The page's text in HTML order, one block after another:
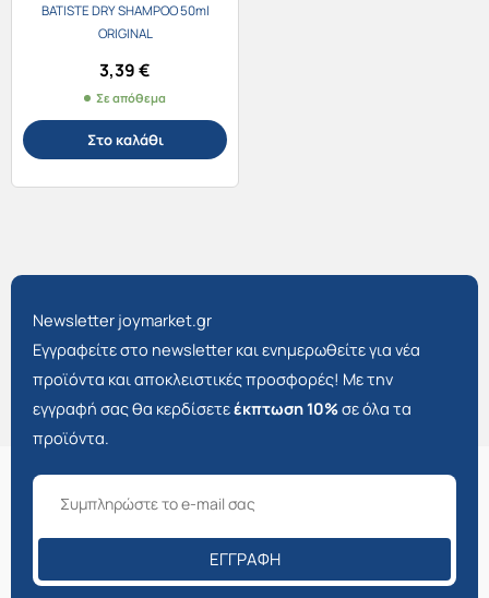
BATISTE DRY SHAMPOO 50ml
ORIGINAL
3,39€
Σε απόθεμα
Στο καλάθι
Newsletter joymarket.gr
Εγγραφείτε στο newsletter και ενημερωθείτε για νέα
προϊόντα και αποκλειστικές προσφορές! Με την
εγγραφή σας θα κερδίσετεέκπτωση 10%σε όλα τα
προϊόντα.
ΕΓΓΡΑΦΉ